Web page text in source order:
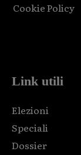
Cookie Policy
Link utili
Elezioni
Speciali
Dossier